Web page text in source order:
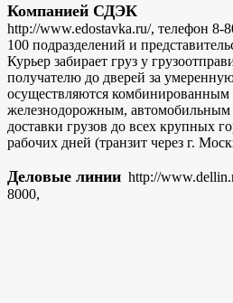
Компанией СДЭК
http://www.edostavka.ru/, телефон 8-
100 подразделений и
Курьер забирает груз у
получателю до дверей за
осуществляются
железнодорожным, автомобильным
доставки грузов до всех крупных
рабочих дней (транзит через г.
Деловые линии http://
8000,